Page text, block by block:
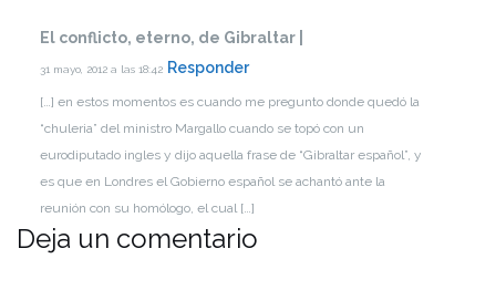
El conflicto, eterno, de Gibraltar |
31 mayo, 2012 a las 18:42 Responder
[…] en estos momentos es cuando me pregunto donde quedó la
“chuleria” del ministro Margallo cuando se topó con un
eurodiputado ingles y dijo aquella frase de “Gibraltar español”, y
es que en Londres el Gobierno español se achantó ante la
reunión con su homólogo, el cual […]
Deja un comentario